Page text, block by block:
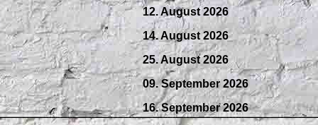
12. August 2026
14. August 2026
25. August 2026
09.September2026
16. September 2026